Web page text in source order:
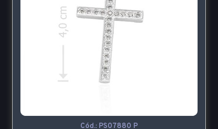
Cód.: PS07880 P